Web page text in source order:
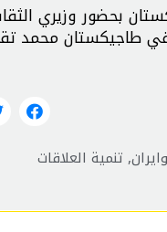
بحضور وزيري
في طاجيكستان محمد
, تنمية العلاقات